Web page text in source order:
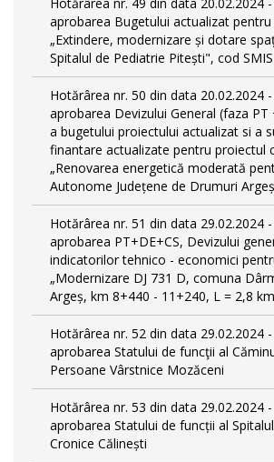
aprobarea Bugetului actualizat
„Extindere, modernizare și dotare
Spitalul de Pediatrie Pitești", cod
Hotărârea nr. 50 din data 20.02.2024
aprobarea Devizului General (faza PT
a bugetului proiectului actualizat si a
finantare actualizate pentru proiectul
„Renovarea energetică moderată
Autonome Județene de Drumuri
Hotărârea nr. 51 din data 29.02.2024
aprobarea PT+DE+CS, Devizului
indicatorilor tehnico - economici
„Modernizare DJ 731 D, comuna
Argeș, km 8+440 - 11+240, L = 2,8
Hotărârea nr. 52 din data 29.02.2024
aprobarea Statului de funcţii al
Persoane Vârstnice Mozăceni
Hotărârea nr. 53 din data 29.02.2024
aprobarea Statului de funcții al
Cronice Călinești